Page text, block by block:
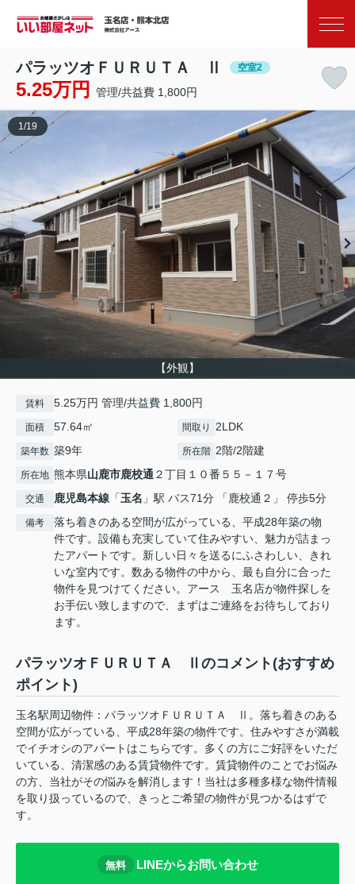
パラッツオＦＵＲＵＴＡ Ⅱ 空室2
5.25万円 管理/共益費 1,800円
【外観】
1 /19
賃料 5.25万円 管理/共益費 1,800円
面積 57.64㎡ 間取り 2LDK
築年数 築9年 所在階 2階/2階建
所在地 熊本県山鹿市鹿校通 ２丁目１０番５５－１７号
交通 鹿児島本線 「玉名 」駅 バス71分 「鹿校通２」 停歩5分
備考
落ち着きのある空間が広がっている、平成28年築の物
件です。設備も充実していて住みやすい、魅力が詰まっ
たアパートです。新しい日々を送るにふさわしい、きれ
いな室内です。数ある物件の中から、最も自分に合った
物件を見つけてください。アース 玉名店が物件探しを
お手伝い致しますので、まずはご連絡をお待ちしており
ます。
パラッツオＦＵＲＵＴＡ Ⅱのコメント(おすすめ
ポイント)
玉名駅周辺物件：パラッツオＦＵＲＵＴＡ Ⅱ。落ち着きのある
空間が広がっている、平成28年築の物件です。住みやすさが満載
でイチオシのアパートはこちらです。多くの方にご好評をいただ
いている、清潔感のある賃貸物件です。賃貸物件のことでお悩み
の方、当社がその悩みを解消します！当社は多種多様な物件情報
を取り扱っているので、きっとご希望の物件が見つかるはずで
す。
無料 LINEからお問い合わせ